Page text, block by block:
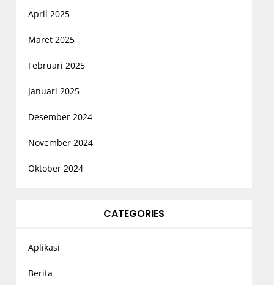
April 2025
Maret 2025
Februari 2025
Januari 2025
Desember 2024
November 2024
Oktober 2024
CATEGORIES
Aplikasi
Berita